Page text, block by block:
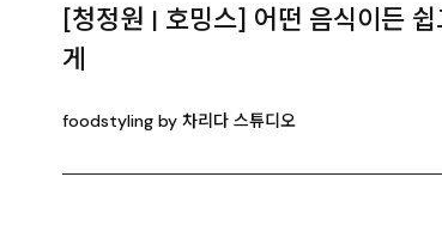
[청정원 | 호밍스] 어떤 음식이든
게
foodstyling by 차리다 스튜디오